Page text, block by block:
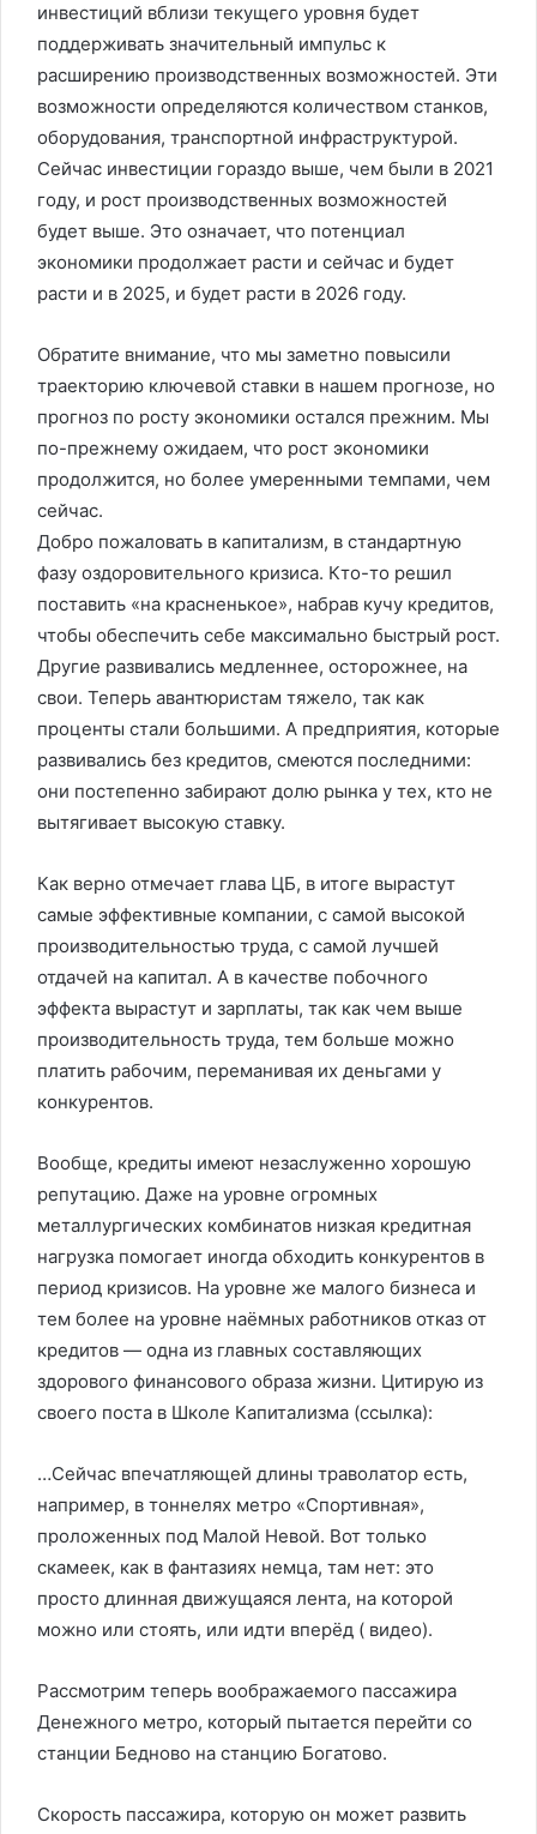
инвестиций вблизи текущего уровня будет
поддерживать значительный импульс к
расширению производственных возможностей. Эти
возможности определяются количеством станков,
оборудования, транспортной инфраструктурой.
Сейчас инвестиции гораздо выше, чем были в 2021
году, и рост производственных возможностей
будет выше. Это означает, что потенциал
экономики продолжает расти и сейчас и будет
расти и в 2025, и будет расти в 2026 году.
Обратите внимание, что мы заметно повысили
траекторию ключевой ставки в нашем прогнозе, но
прогноз по росту экономики остался прежним. Мы
по-прежнему ожидаем, что рост экономики
продолжится, но более умеренными темпами, чем
сейчас.
Добро пожаловать в капитализм, в стандартную
фазу оздоровительного кризиса. Кто-то решил
поставить «на красненькое», набрав кучу кредитов,
чтобы обеспечить себе максимально быстрый рост.
Другие развивались медленнее, осторожнее, на
свои. Теперь авантюристам тяжело, так как
проценты стали большими. А предприятия, которые
развивались без кредитов, смеются последними:
они постепенно забирают долю рынка у тех, кто не
вытягивает высокую ставку.
Как верно отмечает глава ЦБ, в итоге вырастут
самые эффективные компании, с самой высокой
производительностью труда, с самой лучшей
отдачей на капитал. А в качестве побочного
эффекта вырастут и зарплаты, так как чем выше
производительность труда, тем больше можно
платить рабочим, переманивая их деньгами у
конкурентов.
Вообще, кредиты имеют незаслуженно хорошую
репутацию. Даже на уровне огромных
металлургических комбинатов низкая кредитная
нагрузка помогает иногда обходить конкурентов в
период кризисов. На уровне же малого бизнеса и
тем более на уровне наёмных работников отказ от
кредитов — одна из главных составляющих
здорового финансового образа жизни. Цитирую из
своего поста в Школе Капитализма (ссылка):
…Сейчас‏ ‎впечатляющей‏ ‎длины ‎траволатор‏ ‎есть,
‎например,‏ ‎в ‎тоннелях ‎метро ‎«Спортивная»,
‎проложенных‏ ‎под‏ ‎Малой‏ ‎Невой. ‎Вот‏ ‎только
‎скамеек,‏ ‎как ‎в‏ ‎фантазиях‏ ‎немца, ‎там‏ ‎нет: ‎это
‎просто ‎длинная ‎движущаяся‏ ‎лента, ‎на‏ ‎которой‏
‎можно‏ ‎или ‎стоять, ‎или ‎идти‏ ‎вперёд ‎( видео).
Рассмотрим‏ ‎теперь ‎воображаемого‏ ‎пассажира‏
‎Денежного‏ ‎метро, ‎который ‎пытается‏ ‎перейти ‎со‏
‎станции ‎Бедново ‎на‏ ‎станцию‏ ‎Богатово.
Скорость ‎пассажира, ‎которую ‎он‏ ‎может ‎развить‏